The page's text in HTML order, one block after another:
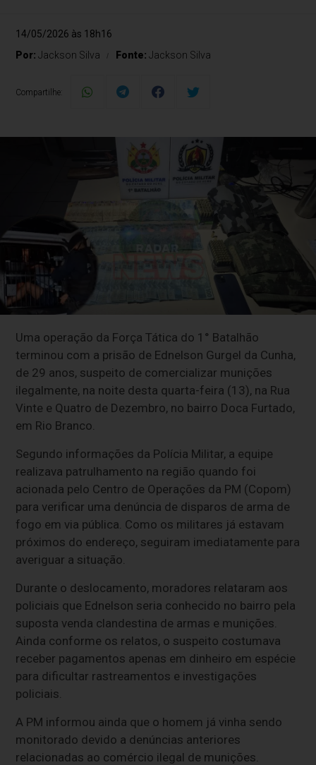
14/05/2026 às 18h16
Por:Jackson Silva Fonte:Jackson Silva
Compartilhe:
Uma operação da Força Tática do 1° Batalhão
terminou com a prisão de Ednelson Gurgel da Cunha,
de 29 anos, suspeito de comercializar munições
ilegalmente, na noite desta quarta-feira (13), na Rua
Vinte e Quatro de Dezembro, no bairro Doca Furtado,
em Rio Branco.
Segundo informações da Polícia Militar, a equipe
realizava patrulhamento na região quando foi
acionada pelo Centro de Operações da PM (Copom)
para verificar uma denúncia de disparos de arma de
fogo em via pública. Como os militares já estavam
próximos do endereço, seguiram imediatamente para
averiguar a situação.
Durante o deslocamento, moradores relataram aos
policiais que Ednelson seria conhecido no bairro pela
suposta venda clandestina de armas e munições.
Ainda conforme os relatos, o suspeito costumava
receber pagamentos apenas em dinheiro em espécie
para dificultar rastreamentos e investigações
policiais.
A PM informou ainda que o homem já vinha sendo
monitorado devido a denúncias anteriores
relacionadas ao comércio ilegal de munições.